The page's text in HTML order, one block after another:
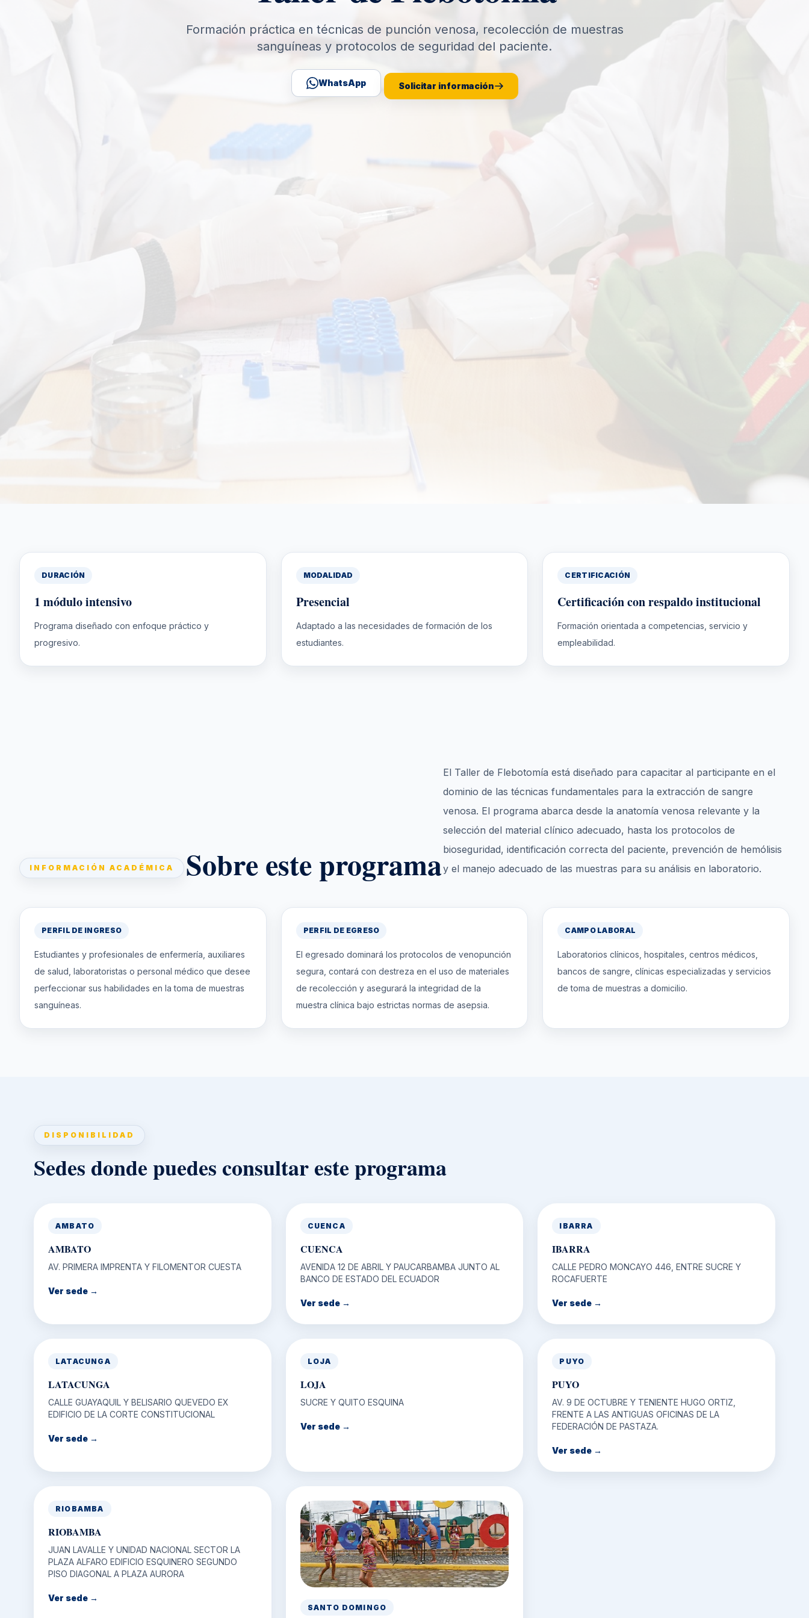
Formación práctica en técnicas de punción venosa, recolección de muestras
sanguíneas y protocolos de seguridad del paciente.
WhatsApp Solicitar información
DURACIÓN
1 módulo intensivo
Programa diseñado con enfoque práctico y
progresivo.
MODALIDAD
Presencial
Adaptado a las necesidades de formación de los
estudiantes.
CERTIFICACIÓN
Certificación con respaldo institucional
Formación orientada a competencias, servicio y
empleabilidad.
INFORMACIÓN ACADÉMICA Sobre este programa
El Taller de Flebotomía está diseñado para capacitar al participante en el
dominio de las técnicas fundamentales para la extracción de sangre
venosa. El programa abarca desde la anatomía venosa relevante y la
selección del material clínico adecuado, hasta los protocolos de
bioseguridad, identificación correcta del paciente, prevención de hemólisis
y el manejo adecuado de las muestras para su análisis en laboratorio.
PERFIL DE INGRESO
Estudiantes y profesionales de enfermería, auxiliares
de salud, laboratoristas o personal médico que desee
perfeccionar sus habilidades en la toma de muestras
sanguíneas.
PERFIL DE EGRESO
El egresado dominará los protocolos de venopunción
segura, contará con destreza en el uso de materiales
de recolección y asegurará la integridad de la
muestra clínica bajo estrictas normas de asepsia.
CAMPO LABORAL
Laboratorios clínicos, hospitales, centros médicos,
bancos de sangre, clínicas especializadas y servicios
de toma de muestras a domicilio.
DISPONIBILIDAD
Sedes donde puedes consultar este programa
AMBATO
AMBATO
AV. PRIMERA IMPRENTA Y FILOMENTOR CUESTA
Ver sede →
CUENCA
CUENCA
AVENIDA 12 DE ABRIL Y PAUCARBAMBA JUNTO AL
BANCO DE ESTADO DEL ECUADOR
Ver sede →
IBARRA
IBARRA
CALLE PEDRO MONCAYO 446, ENTRE SUCRE Y
ROCAFUERTE
Ver sede →
LATACUNGA
LATACUNGA
CALLE GUAYAQUIL Y BELISARIO QUEVEDO EX
EDIFICIO DE LA CORTE CONSTITUCIONAL
Ver sede →
LOJA
LOJA
SUCRE Y QUITO ESQUINA
Ver sede →
PUYO
PUYO
AV. 9 DE OCTUBRE Y TENIENTE HUGO ORTIZ,
FRENTE A LAS ANTIGUAS OFICINAS DE LA
FEDERACIÓN DE PASTAZA.
Ver sede →
RIOBAMBA
RIOBAMBA
JUAN LAVALLE Y UNIDAD NACIONAL SECTOR LA
PLAZA ALFARO EDIFICIO ESQUINERO SEGUNDO
PISO DIAGONAL A PLAZA AURORA
Ver sede →
SANTO DOMINGO